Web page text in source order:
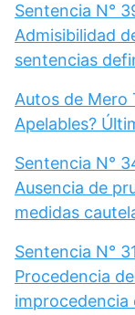
Sentencia N°
Admisibilidad
sentencias
Autos de Mero
Apelables?
Sentencia N°
Ausencia de
medidas
Sentencia N°
Procedencia
improcedencia